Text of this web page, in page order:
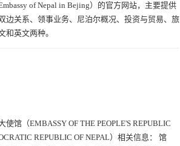
of Nepal in Bejing）的官方网站，主要提供
边关系、领事业务、尼泊尔概况、投资与贸易、旅
和英文两种。
馆（EMBASSY OF THE PEOPLE'S REPUBLIC
REPUBLIC OF NEPAL）相关信息： 馆